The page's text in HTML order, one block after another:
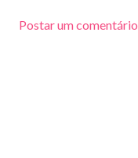
Postar um comentário